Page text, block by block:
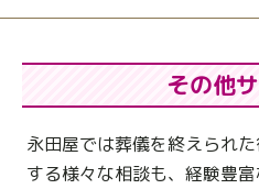
その他
永田屋では葬儀を終えられ
する様々な相談も、 経験豊